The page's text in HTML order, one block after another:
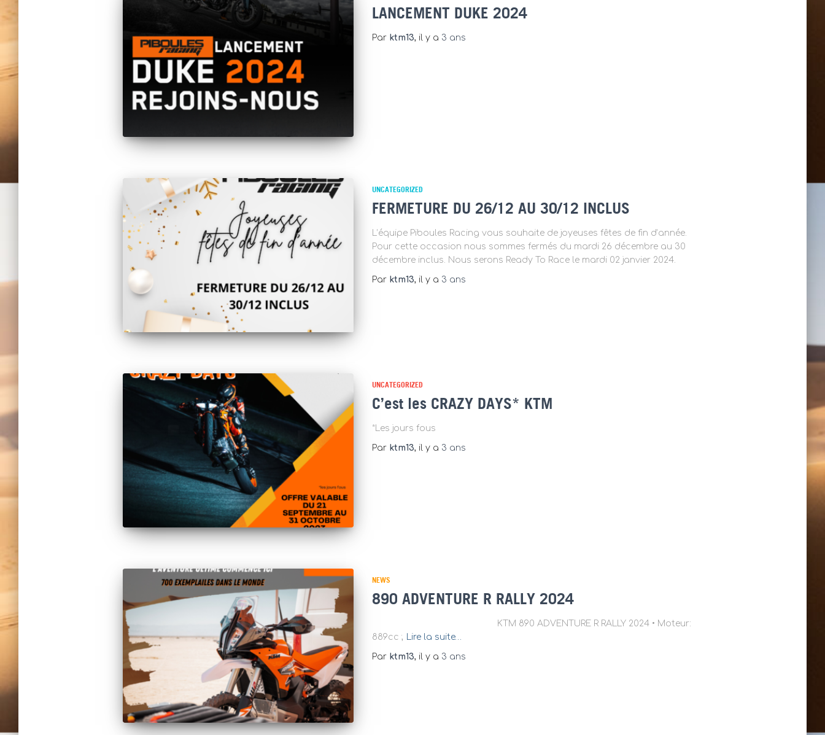
LANCEMENT DUKE 2024
Par ktm13, il y a 3 ans
UNCATEGORIZED
FERMETURE DU 26/12 AU 30/12 INCLUS
L’équipe Piboules Racing vous souhaite de joyeuses fêtes de fin d’année.
Pour cette occasion nous sommes fermés du mardi 26 décembre au 30
décembre inclus. Nous serons Ready To Race le mardi 02 janvier 2024.
Par ktm13, il y a 3 ans
UNCATEGORIZED
C’est les CRAZY DAYS* KTM
*Les jours fous
Par ktm13, il y a 3 ans
NEWS
890 ADVENTURE R RALLY 2024
KTM 890 ADVENTURE R RALLY 2024 • Moteur:
889cc ;
Lire la suite…
Par ktm13, il y a 3 ans